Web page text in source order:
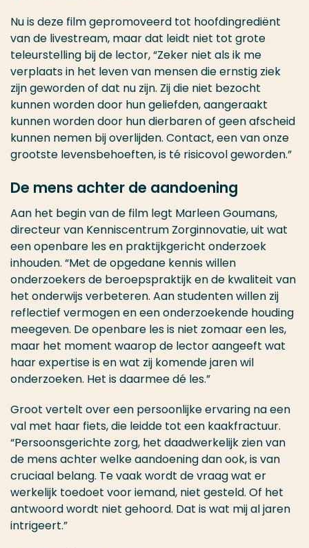
Nu is deze film gepromoveerd tot hoofdingrediënt
van de livestream, maar dat leidt niet tot grote
teleurstelling bij de lector, “Zeker niet als ik me
verplaats in het leven van mensen die ernstig ziek
zijn geworden of dat nu zijn. Zij die niet bezocht
kunnen worden door hun geliefden, aangeraakt
kunnen worden door hun dierbaren of geen afscheid
kunnen nemen bij overlijden. Contact, een van onze
grootste levensbehoeften, is té risicovol geworden.”
De mens achter de aandoening
Aan het begin van de film legt Marleen Goumans,
directeur van Kenniscentrum Zorginnovatie, uit wat
een openbare les en praktijkgericht onderzoek
inhouden. “Met de opgedane kennis willen
onderzoekers de beroepspraktijk en de kwaliteit van
het onderwijs verbeteren. Aan studenten willen zij
reflectief vermogen en een onderzoekende houding
meegeven. De openbare les is niet zomaar een les,
maar het moment waarop de lector aangeeft wat
haar expertise is en wat zij komende jaren wil
onderzoeken. Het is daarmee dé les.”
Groot vertelt over een persoonlijke ervaring na een
val met haar fiets, die leidde tot een kaakfractuur.
“Persoonsgerichte zorg, het daadwerkelijk zien van
de mens achter welke aandoening dan ook, is van
cruciaal belang. Te vaak wordt de vraag wat er
werkelijk toedoet voor iemand, niet gesteld. Of het
antwoord wordt niet gehoord. Dat is wat mij al jaren
intrigeert.”